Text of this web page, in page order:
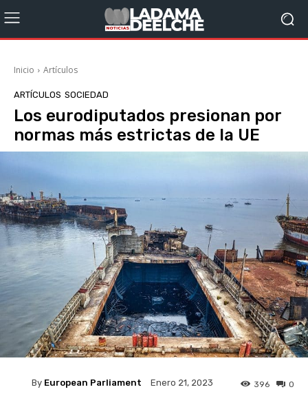
Inicio Artículos
ARTÍCULOS SOCIEDAD
Los eurodiputados presionan por
normas más estrictas de la UE
By European Parliament Enero 21, 2023 0
396